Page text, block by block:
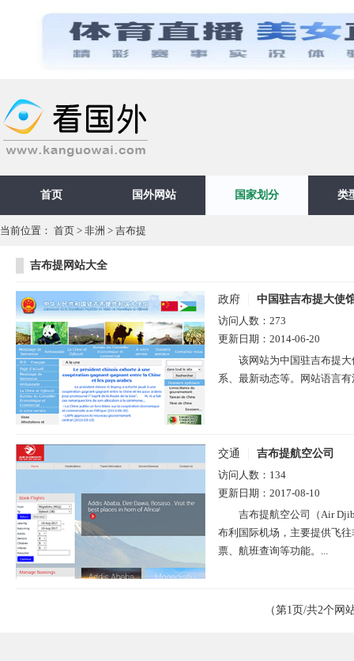
首页 国外网站 国家划分 类
当前位置： 首页 > 非洲 > 吉布提
吉布提网站大全
政府
中国驻吉布提大使
访问人数： 273
更新日期： 2014-06-20
该网站为中国驻吉布提
系、最新动态等。网站语言
交通
吉布提航空公司
访问人数： 134
更新日期： 2017-08-10
吉布提航空公司（Air
布利国际机场，主要提供飞
票、航班查询等功能。...
（第1页/共2个网